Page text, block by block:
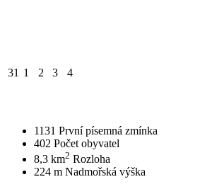
31 1 2 3 4
1131 První písemná zmínka
402 Počet obyvatel
8,3 km2 Rozloha
224 m Nadmořská výška